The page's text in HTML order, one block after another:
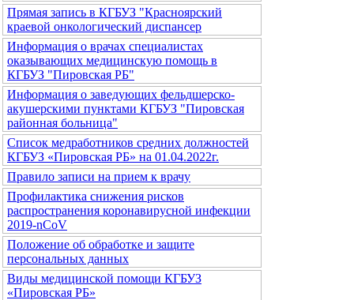
Прямая запись в КГБУЗ "Красноярский
краевой онкологический диспансер
Информация о врачах специалистах
оказывающих медицинскую помощь в
КГБУЗ "Пировская РБ"
Информация о заведующих фельдшерско-
акушерскими пунктами КГБУЗ "Пировская
районная больница"
Список медработников средних должностей
КГБУЗ «Пировская РБ» на 01.04.2022г.
Правило записи на прием к врачу
Профилактика снижения рисков
распространения коронавирусной инфекции
2019-nCoV
Положение об обработке и защите
персональных данных
Виды медицинской помощи КГБУЗ
«Пировская РБ»